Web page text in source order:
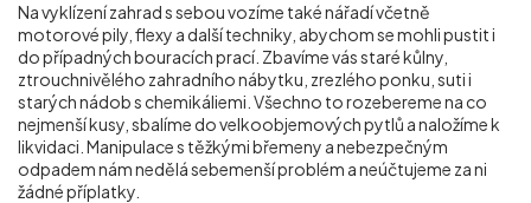
Na vyklízení zahrad s sebou vozíme také nářadí včetně
motorové pily, flexy a další techniky, abychom se mohli pustit i
do případných bouracích prací. Zbavíme vás staré kůlny,
ztrouchnivělého zahradního nábytku, zrezlého ponku, suti i
starých nádob s chemikáliemi. Všechno to rozebereme na co
nejmenší kusy, sbalíme do velkoobjemových pytlů a naložíme k
likvidaci. Manipulace s těžkými břemeny a nebezpečným
odpadem nám nedělá sebemenší problém a neúčtujeme za ni
žádné příplatky.